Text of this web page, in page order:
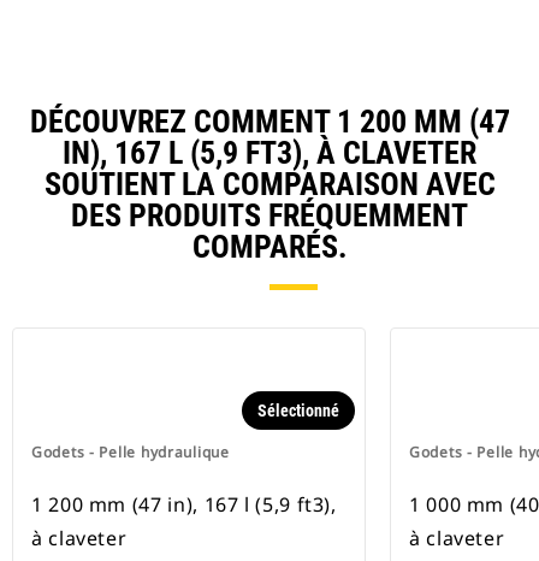
DÉCOUVREZ COMMENT 1 200 MM (47
IN), 167 L (5,9 FT3), À CLAVETER
SOUTIENT LA COMPARAISON AVEC
DES PRODUITS FRÉQUEMMENT
COMPARÉS.
Godets - Pelle hydraulique
Sélectionné
1 200 mm (47 in), 167 l (5,9 ft3),
à claveter
Godets - Pelle
1 000 mm
à claveter